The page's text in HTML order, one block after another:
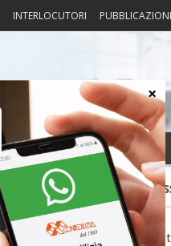
INTERLOCUTORI PUBBLICAZIONI
Intorno alla casa Notizie
〉
Nome